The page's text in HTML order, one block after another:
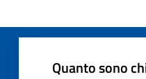
Quanto sono